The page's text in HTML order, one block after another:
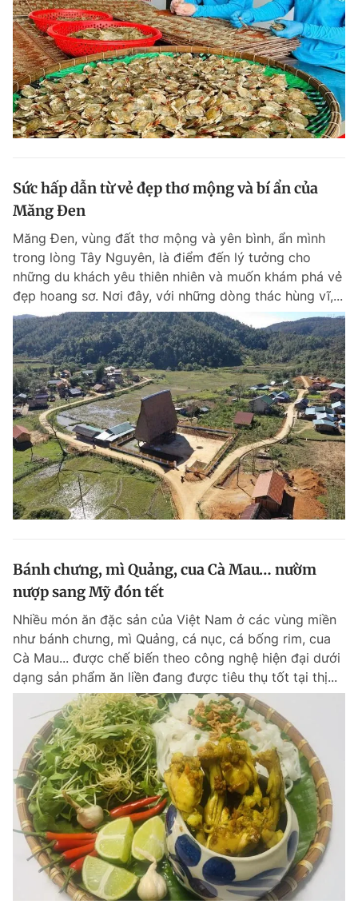
Sức hấp dẫn từ vẻ đẹp thơ mộng và bí ẩn của
Măng Đen
Măng Đen, vùng đất thơ mộng và yên bình, ẩn mình
trong lòng Tây Nguyên, là điểm đến lý tưởng cho
những du khách yêu thiên nhiên và muốn khám phá vẻ
đẹp hoang sơ. Nơi đây, với những dòng thác hùng vĩ,...
Bánh chưng, mì Quảng, cua Cà Mau… nườm
nượp sang Mỹ đón tết
Nhiều món ăn đặc sản của Việt Nam ở các vùng miền
như bánh chưng, mì Quảng, cá nục, cá bống rim, cua
Cà Mau... được chế biến theo công nghệ hiện đại dưới
dạng sản phẩm ăn liền đang được tiêu thụ tốt tại thị...